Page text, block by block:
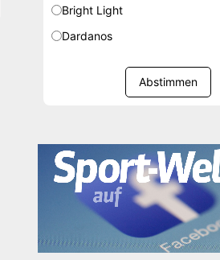
Bright Light
Dardanos
Abstimmen